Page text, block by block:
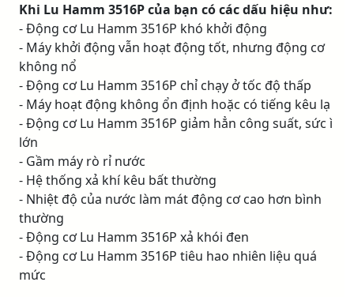
Khi Lu Hamm 3516P của bạn có các dấu hiệu như:
- Động cơ Lu Hamm 3516P khó khởi động
- Máy khởi động vẫn hoạt động tốt, nhưng động cơ
không nổ
- Động cơ Lu Hamm 3516P chỉ chạy ở tốc độ thấp
- Máy hoạt động không ổn định hoặc có tiếng kêu lạ
- Động cơ Lu Hamm 3516P giảm hẳn công suất, sức ì
lớn
- Gầm máy rò rỉ nước
- Hệ thống xả khí kêu bất thường
- Nhiệt độ của nước làm mát động cơ cao hơn bình
thường
- Động cơ Lu Hamm 3516P xả khói đen
- Động cơ Lu Hamm 3516P tiêu hao nhiên liệu quá
mức